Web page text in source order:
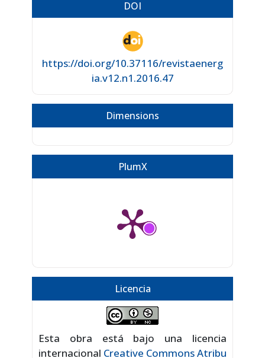
DOI
https://doi.org/10.37116/revistaenerg
ia.v12.n1.2016.47
Dimensions
PlumX
Licencia
Esta obra está bajo una licencia
internacional Creative Commons Atribu